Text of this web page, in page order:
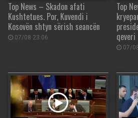
Top News – Skadon afati
Kushtetues. Por, Kuvendi i
Kosovën shtyn sërish seancën
07/08 23:06
Top
qeveri
07/